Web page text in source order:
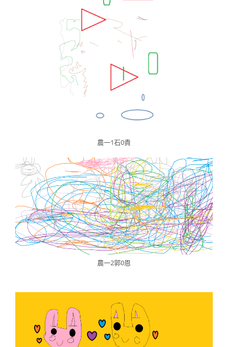
農一1石0貴
農一2郭0恩